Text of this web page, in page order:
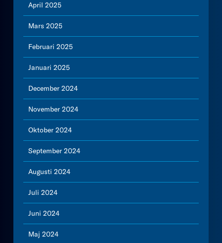
April 2025
Mars 2025
Februari 2025
Januari 2025
December 2024
November 2024
Oktober 2024
September 2024
Augusti 2024
Juli 2024
Juni 2024
Maj 2024